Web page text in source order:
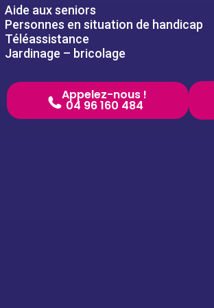
Aide aux seniors
Personnes en situation de handicap
Téléassistance
Jardinage – bricolage
Appelez-nous !
04 96 160 484